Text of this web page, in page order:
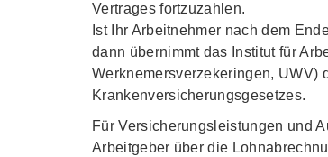
Vertrages fortzuzahlen.
Ist Ihr Arbeitnehmer nach dem
dann übernimmt das Institut für
Werknemersverzekeringen, UWV)
Krankenversicherungsgesetzes.
Für Versicherungsleistungen und
Arbeitgeber über die